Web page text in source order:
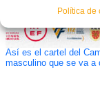
Política de
Así es el cartel del
masculino que se va a